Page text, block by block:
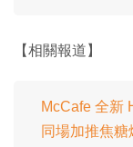
【相關報道】
McCafe 全新
同場加推焦糖